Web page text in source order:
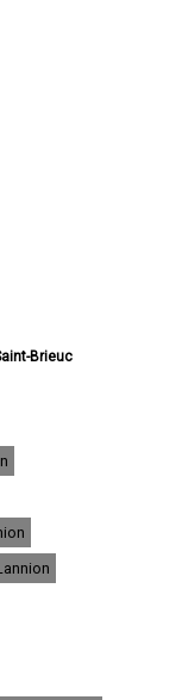
Brieuc
Dinan
Guirec
Pordic